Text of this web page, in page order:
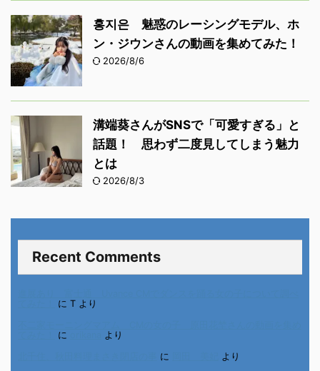
홍지은 魅惑のレーシングモデル、ホ
ン・ジウンさんの動画を集めてみた！
2026/8/6
溝端葵さんがSNSで「可愛すぎる」と
話題！ 思わず二度見してしまう魅力
とは
2026/8/3
Recent Comments
に T より
に
より
に
より